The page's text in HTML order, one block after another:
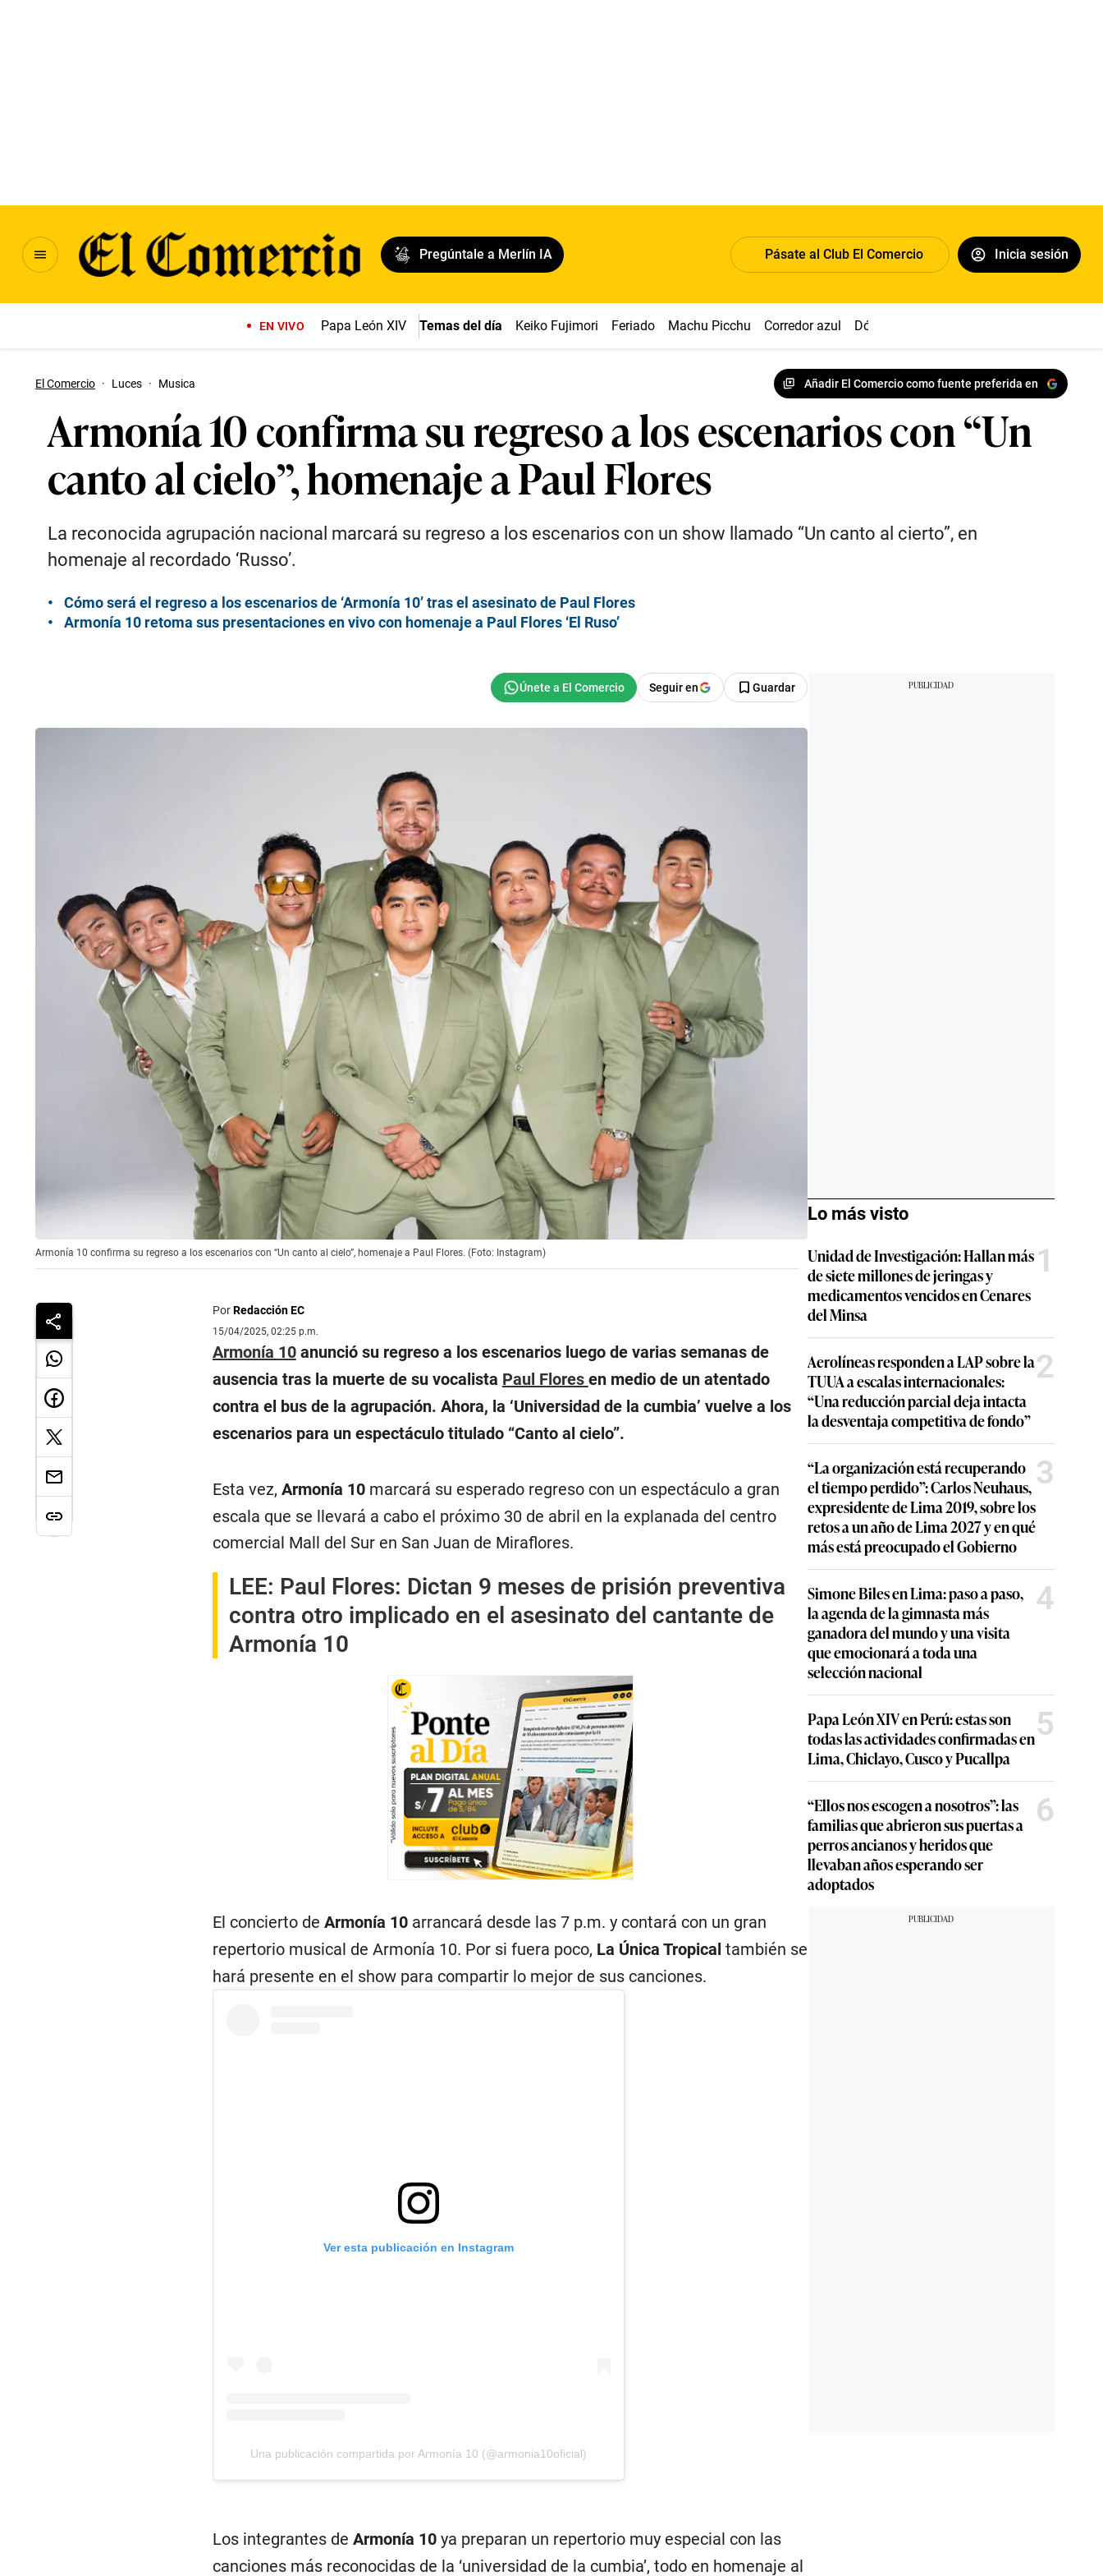
Pregúntale a Merlín IA Pásate al Club El Comercio Inicia sesión
EN VIVO Papa León XIV Temas del día Keiko Fujimori Feriado Machu Picchu Corredor azul Dólar
El Comercio · Luces · Musica Añadir El Comercio como fuente preferida en
Armonía 10 confirma su regreso a los escenarios con “Un
canto al cielo”, homenaje a Paul Flores
La reconocida agrupación nacional marcará su regreso a los escenarios con un show llamado “Un canto al cierto”, en
homenaje al recordado ‘Russo’.
Cómo será el regreso a los escenarios de ‘Armonía 10’ tras el asesinato de Paul Flores
Armonía 10 retoma sus presentaciones en vivo con homenaje a Paul Flores ‘El Ruso’
Seguir en Guardar
Armonía 10 confirma su regreso a los escenarios con “Un canto al cielo”, homenaje a Paul Flores. (Foto: Instagram)
PorRedacción EC
15/04/2025, 02:25 p.m.
Armonía 10anunció su regreso a los escenarios luego de varias semanas de
ausencia tras la muerte de su vocalista Paul Flores en medio de un atentado
contra el bus de la agrupación. Ahora, la ‘Universidad de la cumbia’ vuelve a los
escenarios para un espectáculo titulado “Canto al cielo”.
Esta vez, Armonía 10 marcará su esperado regreso con un espectáculo a gran
escala que se llevará a cabo el próximo 30 de abril en la explanada del centro
comercial Mall del Sur en San Juan de Miraflores.
LEE: Paul Flores: Dictan 9 meses de prisión preventiva
contra otro implicado en el asesinato del cantante de
Armonía 10
El concierto de Armonía 10 arrancará desde las 7 p.m. y contará con un gran
repertorio musical de Armonía 10. Por si fuera poco, La Única Tropical también se
hará presente en el show para compartir lo mejor de sus canciones.
Ver esta publicación en Instagram
Una publicación compartida por Armonía 10 (@armonia10oficial)
Los integrantes de Armonía 10 ya preparan un repertorio muy especial con las
canciones más reconocidas de la ‘universidad de la cumbia’, todo en homenaje al
Lo más visto
Unidad de Investigación: Hallan más
de siete millones de jeringas y
medicamentos vencidos en Cenares
del Minsa
1
Aerolíneas responden a LAP sobre la
TUUA a escalas internacionales:
“Una reducción parcial deja intacta
la desventaja competitiva de fondo”
2
“La organización está recuperando
el tiempo perdido”: Carlos Neuhaus,
expresidente de Lima 2019, sobre los
retos a un año de Lima 2027 y en qué
más está preocupado el Gobierno
3
Simone Biles en Lima: paso a paso,
la agenda de la gimnasta más
ganadora del mundo y una visita
que emocionará a toda una
selección nacional
4
Papa León XIV en Perú: estas son
todas las actividades confirmadas en
Lima, Chiclayo, Cusco y Pucallpa
5
“Ellos nos escogen a nosotros”: las
familias que abrieron sus puertas a
perros ancianos y heridos que
llevaban años esperando ser
adoptados
6